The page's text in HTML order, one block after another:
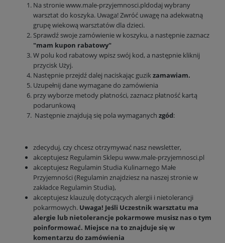
Na stroniewww.male-przyjemnosci.pldodaj wybrany
warsztat do koszyka. Uwaga! Zwróć uwagę na adekwatną
grupę wiekową warsztatów dla dzieci.
Sprawdź swoje zamówienie w koszyku, a następnie zaznacz
"mam kupon rabatowy"
W polu kod rabatowy wpisz swój kod, a następnie kliknij
przycisk Użyj.
Następnie przejdź dalej naciskając guzikzamawiam.
Uzupełnij dane wymagane do zamówienia
przy wyborze metody płatności, zaznacz płatność kartą
podarunkową
Następnie znajdują się pola wymaganych zgód:
zdecyduj, czy chcesz otrzymywać nasz newsletter,
akceptujesz Regulamin Sklepu www.male-przyjemnosci.pl
akceptujesz Regulamin Studia Kulinarnego Małe
Przyjemności (Regulamin znajdziesz na naszej stronie w
zakładce Regulamin Studia),
akceptujesz klauzulę dotyczących alergii i nietolerancji
pokarmowych. Uwaga! Jeśli Uczestnik warsztatu ma
alergie lub nietolerancje pokarmowe musisz nas o tym
poinformować. Miejsce na to znajduje się w
komentarzu do zamówienia